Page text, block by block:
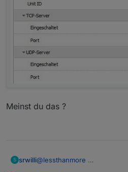
Meinst du das ?
S srwilli@lessthanmore